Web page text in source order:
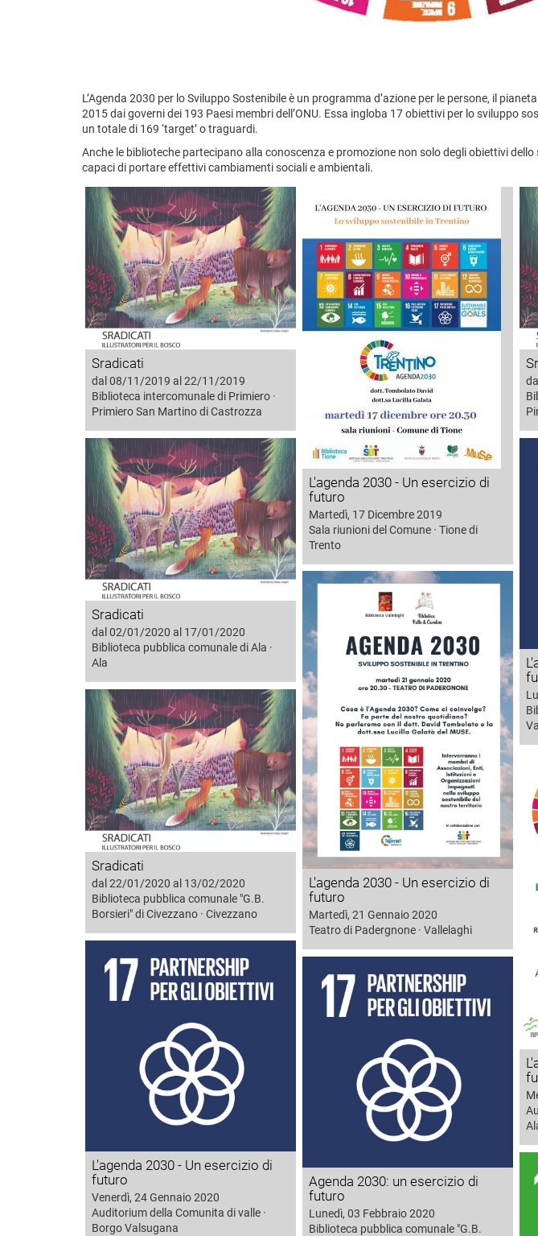
L’Agenda 2030 per lo Sviluppo Sostenibile è un programma d’azione per le persone, il
2015 dai governi dei 193 Paesi membri dell’ONU. Essa ingloba 17 obiettivi per lo sviluppo
un totale di 169 ‘target’ o traguardi.
Anche le biblioteche partecipano alla conoscenza e promozione non solo degli obiettivi
capaci di portare effettivi cambiamenti sociali e ambientali.
Sradicati
dal 08/11/2019 al 22/11/2019
Biblioteca intercomunale di Primiero ·
Primiero San Martino di Castrozza
L'agenda 2030 - Un esercizio di
futuro
Martedì, 17 Dicembre 2019
Sala riunioni del Comune · Tione di
Trento
Sradicati
dal 02/01/2020 al 17/01/2020
Biblioteca pubblica comunale di Ala ·
Ala
L'agenda 2030 - Un esercizio di
futuro
Martedì, 21 Gennaio 2020
Teatro di Padergnone · Vallelaghi
Sradicati
dal 22/01/2020 al 13/02/2020
Biblioteca pubblica comunale "G.B.
Borsieri" di Civezzano · Civezzano
L'agenda 2030 - Un esercizio di
futuro
Venerdì, 24 Gennaio 2020
Auditorium della Comunita di valle ·
Borgo Valsugana
Agenda 2030: un esercizio di
futuro
Lunedì, 03 Febbraio 2020
Biblioteca pubblica comunale "G.B.